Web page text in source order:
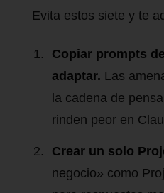
Evita estos siete y te
Copiar prompts
adaptar. Las
la cadena de
rinden peor en
Crear un solo
negocio» como